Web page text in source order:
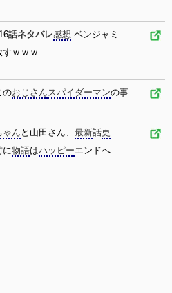
話ネタバレ感想 ベンジャミ
すｗｗｗ
のおじさんスパイダーマンの事
ゃんと山田さん、 最新話更
に物語はハッピーエンドへ